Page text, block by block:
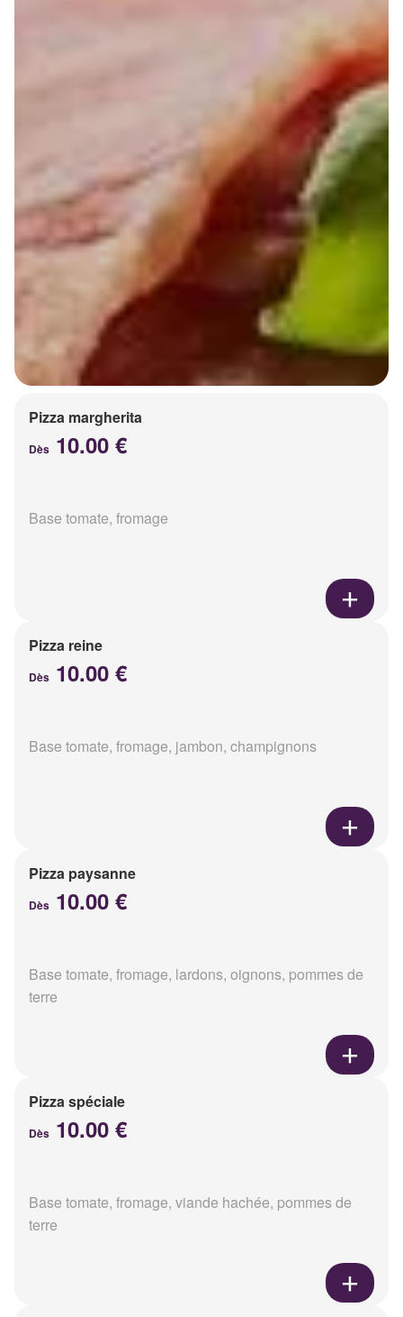
Pizza margherita
Dès 10.00 €
Base tomate, fromage
Pizza reine
Dès 10.00 €
Base tomate, fromage, jambon, champignons
Pizza paysanne
Dès 10.00 €
Base tomate, fromage, lardons, oignons, pommes de
terre
Pizza spéciale
Dès 10.00 €
Base tomate, fromage, viande hachée, pommes de
terre